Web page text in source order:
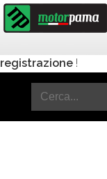
registrazione !